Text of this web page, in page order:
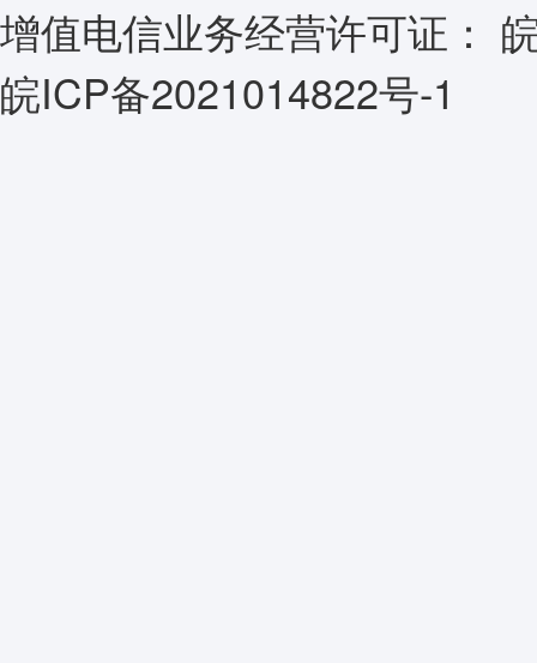
增值电信业务经营许可证：
皖ICP备2021014822号-1